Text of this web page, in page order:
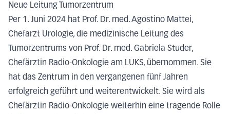
Neue Leitung Tumorzentrum
Per 1. Juni 2024 hat Prof. Dr. med. Agostino Mattei,
Chefarzt Urologie, die medizinische Leitung des
Tumorzentrums von Prof. Dr. med. Gabriela Studer,
Chefärztin Radio-Onkologie am LUKS, übernommen. Sie
hat das Zentrum in den vergangenen fünf Jahren
erfolgreich geführt und weiterentwickelt. Sie wird als
Chefärztin Radio-Onkologie weiterhin eine tragende Rolle